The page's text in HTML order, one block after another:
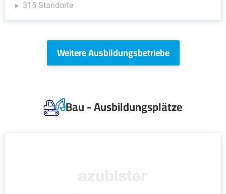
315 Standorte
Weitere Ausbildungsbetriebe
Bau - Ausbildungsplätze